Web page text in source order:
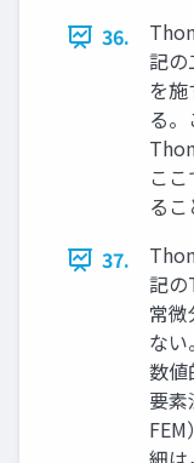
36.
記の
を
る
こ
るこ
37.
記
常
ない
数値
要